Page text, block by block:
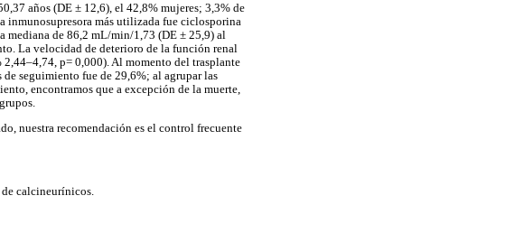
años (DE ± 12,6), el 42,8% mujeres; 3,3% de
inmunosupresora más utilizada fue ciclosporina
mediana de 86,2 mL/min/1,73 (DE ± 25,9) al
La velocidad de deterioro de la función renal
p= 0,000). Al momento del trasplante
seguimiento fue de 29,6%; al agrupar las
encontramos que a excepción de la muerte,
nuestra recomendación es el control frecuente
calcineurínicos.